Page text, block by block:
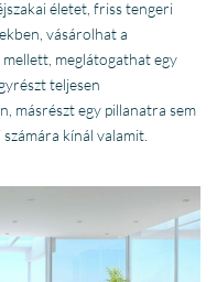
életet, friss tengeri
vásárolhat a
meglátogathat egy
teljesen
másrészt egy pillanatra sem
kínál valamit.